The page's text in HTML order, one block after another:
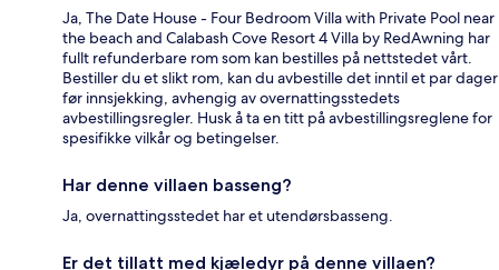
Ja, The Date House - Four Bedroom Villa with Private Pool near
the beach and Calabash Cove Resort 4 Villa by RedAwning har
fullt refunderbare rom som kan bestilles på nettstedet vårt.
Bestiller du et slikt rom, kan du avbestille det inntil et par dager
før innsjekking, avhengig av overnattingsstedets
avbestillingsregler. Husk å ta en titt på avbestillingsreglene for
spesifikke vilkår og betingelser.
Har denne villaen basseng?
Ja, overnattingsstedet har et utendørsbasseng.
Er det tillatt med kjæledyr på denne villaen?